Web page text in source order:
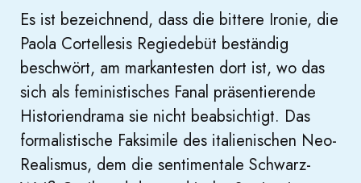
Es ist bezeichnend, dass die bittere Ironie, die
Paola Cortellesis Regiedebüt beständig
beschwört, am markantesten dort ist, wo das
sich als feministisches Fanal präsentierende
Historiendrama sie nicht beabsichtigt. Das
formalistische Faksimile des italienischen Neo-
Realismus, dem die sentimentale Schwarz-